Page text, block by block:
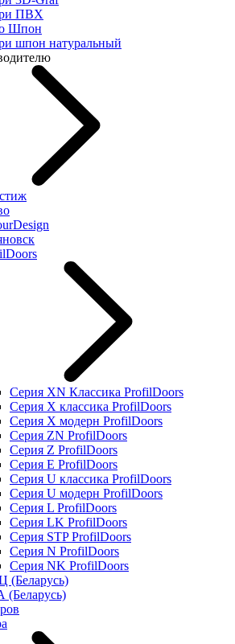
ПВХ
Шпон
шпон натуральный
Серия XN Классика ProfilDoors
Серия Х классика ProfilDoors
Серия Х модерн ProfilDoors
Серия ZN ProfilDoors
Серия Z ProfilDoors
Серия Е ProfilDoors
Серия U классика ProfilDoors
Серия U модерн ProfilDoors
Серия L ProfilDoors
Серия LK ProfilDoors
Серия STP ProfilDoors
Cерия N ProfilDoors
Серия NK ProfilDoors